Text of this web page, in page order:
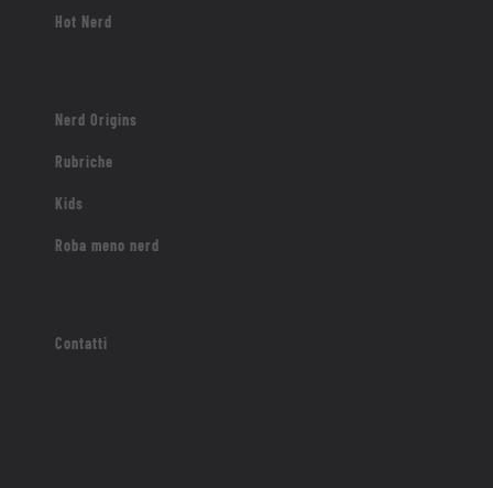
Hot Nerd
Nerd Origins
Rubriche
Kids
Roba meno nerd
Contatti